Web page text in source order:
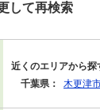
して再検索
近くのエリアから探
千葉県：
木更津